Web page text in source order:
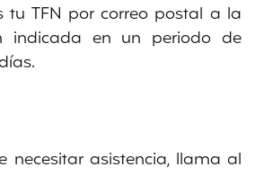
tu TFN por correo postal a la
indicada en un periodo de
necesitar asistencia, llama al